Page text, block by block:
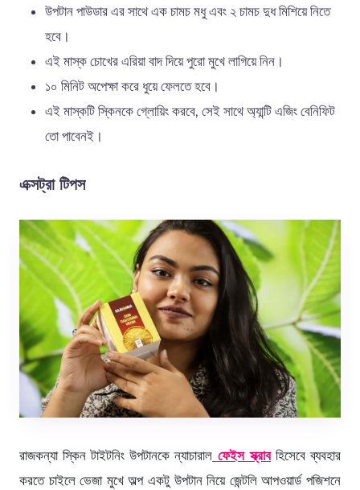
উপটান পাউডার এর সাথে এক চামচ মধু এবং ২ চামচ দুধ মিশিয়ে নিতে
হবে।
এই মাস্ক চোখের এরিয়া বাদ দিয়ে পুরো মুখে লাগিয়ে নিন।
১০ মিনিট অপেক্ষা করে ধুয়ে ফেলতে হবে।
এই মাস্কটি স্কিনকে গ্লোয়িং করবে, সেই সাথে অ্যান্টি এজিং বেনিফিট
তো পাবেনই।
এক্সট্রা টিপস
রাজকন্যা স্কিন টাইটনিং উপটানকে ন্যাচারাল ফেইস স্ক্রাবহিসেবে ব্যবহার
করতে চাইলে ভেজা মুখে অল্প একটু উপটান নিয়ে জেন্টলি আপওয়ার্ড পজিশনে